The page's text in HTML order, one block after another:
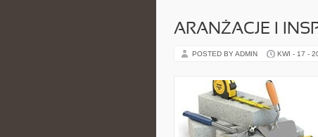
ARANŻACJE I
POSTED BY ADMIN KWI - 17 -